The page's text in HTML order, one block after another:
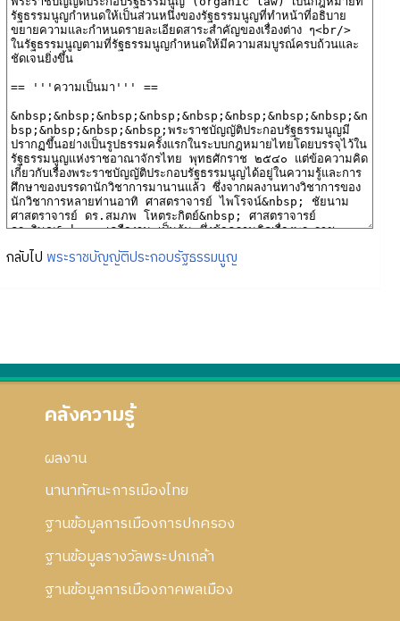
กลับไป พระราชบัญญัติประกอบรัฐธรรมนูญ
คลังความรู้
ผลงาน
นานาทัศนะการเมืองไทย
ฐานข้อมูลการเมืองการปกครอง
ฐานข้อมูลรางวัลพระปกเกล้า
ฐานข้อมูลการเมืองภาคพลเมือง